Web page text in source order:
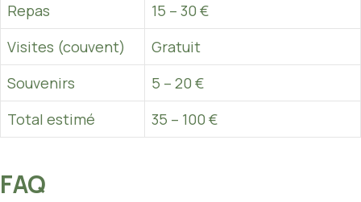
Repas
15 – 30 €
Visites (couvent)
Gratuit
Souvenirs
5 – 20 €
Total estimé
35 – 100 €
FAQ